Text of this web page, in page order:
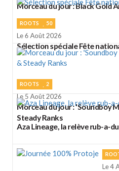
Morceau du jour : Black Gold
ROOTS 50
Le 6 Août 2026
Sélection spéciale Fête
ROOTS 2
Le 5 Août 2026
Morceau du jour : 'Soundboy
Steady Ranks
Aza Lineage, la relève rub-a-
Le 4